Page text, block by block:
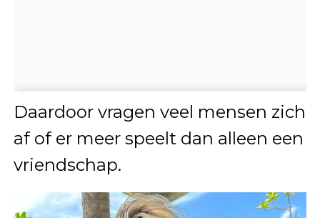
Daardoor vragen veel mensen zich
af of er meer speelt dan alleen een
vriendschap.